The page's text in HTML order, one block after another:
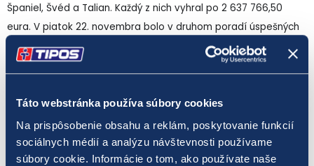
Táto webstránka používa súbory cookies
Na prispôsobenie obsahu a reklám, poskytovanie funkcií
sociálnych médií a analýzu návštevnosti používame
súbory cookie. Informácie o tom, ako používate naše
Španiel, Švéd a Talian. Každý z nich vyhral po 2 637 766,50
eura. V piatok 22. novembra bolo v druhom poradí úspešných
6 hráčov – štyria Nemci, jeden Nór a jeden Talian. Každý z nich
si mohol na svoje konto pripísať výhru 4 243 653 eur.
V utorok 26. novembra sa síce nekonala senzácia okolo
hlavnej výhry v Eurojackpote, ale výsledky po žrebovaní určite
zaujali. V druhom poradí boli zaznamenané dve výhry po 11 465
283,30 eura. Radosť z takejto fantastickej výhry mohol mať